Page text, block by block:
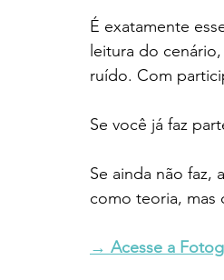
É exatamente
leitura do
ruído. Com
Se você já faz
Se ainda não faz,
como teoria, mas
→ Acesse a